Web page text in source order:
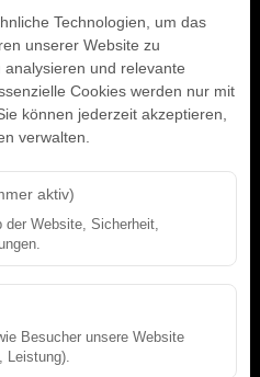
ist, ist ein
heisse Joana. Sport
Technologien, um das
unserer Website zu
und relevante
Cookies werden nur mit
können jederzeit akzeptieren,
verwalten.
aktiv)
Website, Sicherheit,
Besucher unsere Website
Leistung).